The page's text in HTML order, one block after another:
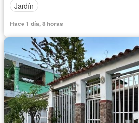
Jardín
Hace 1 día, 8 horas